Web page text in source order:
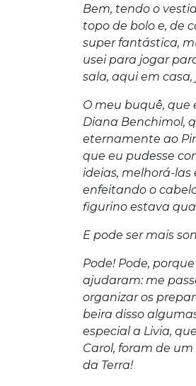
Bem, tendo o
topo de bolo e, de
super fantástica,
usei para jogar
sala, aqui em
O meu buquê, que
Diana Benchimol,
eternamente ao
que eu pudesse
ideias, melhorá-las
enfeitando o
figurino estava
E pode ser mais
Pode! Pode,
ajudaram: me
organizar os
beira disso
especial a Livia,
Carol, foram de
da Terra!